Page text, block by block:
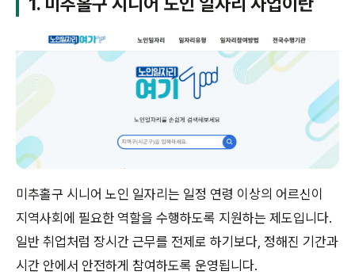
미추홀구 시니어 노인 일자리는 일정 연령 이상의 어르신이
지역사회에 필요한 역할을 수행하도록 지원하는 제도입니다.
일반 취업처럼 장시간 근무를 전제로 하기보다, 정해진 기간과
시간 안에서 안전하게 참여하도록 운영됩니다.